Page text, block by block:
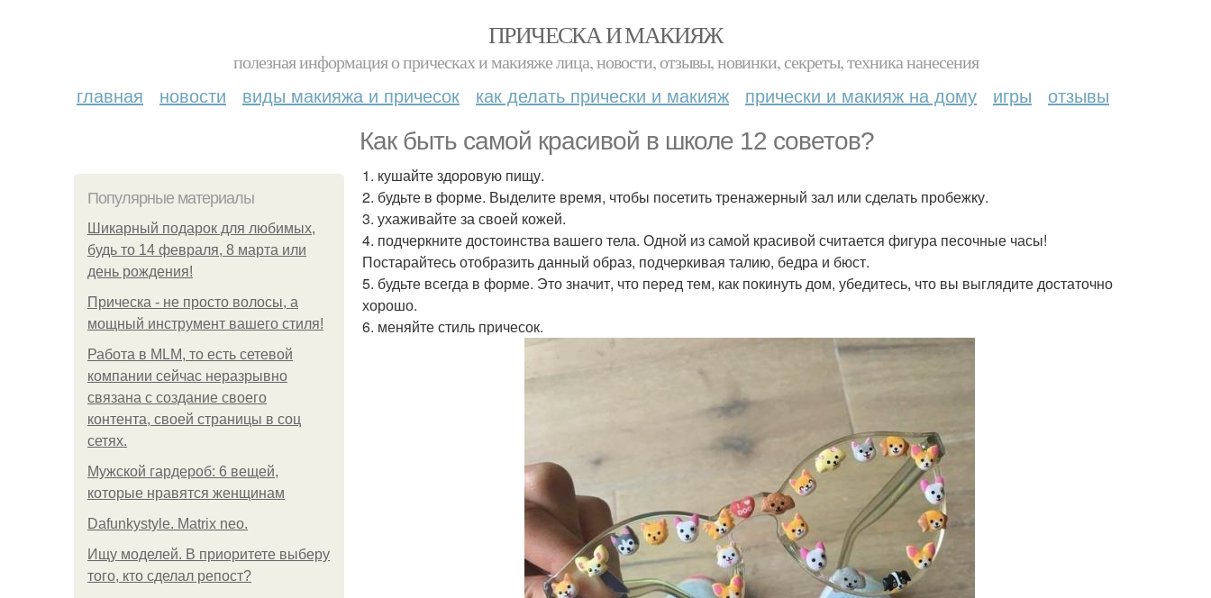
ПРИЧЕСКА И МАКИЯЖ
полезная информация о прическах и макияже лица, новости, отзывы, новинки, секреты, техника нанесения
главная новости виды макияжа и причесок как делать прически и макияж прически и макияж на дому игры отзывы
Как быть самой красивой в школе 12 советов?
Популярные материалы
Шикарный подарок для любимых,
будь то 14 февраля, 8 марта или
день рождения!
Прическа - не просто волосы, а
мощный инструмент вашего стиля!
Работа в MLM, то есть сетевой
компании сейчас неразрывно
связана с создание своего
контента, своей страницы в соц
сетях.
Мужской гардероб: 6 вещей,
которые нравятся женщинам
Dafunkystyle. Matrix neo.
Ищу моделей. В приоритете выберу
того, кто сделал репост?
1. кушайте здоровую пищу.
2. будьте в форме. Выделите время, чтобы посетить тренажерный зал или сделать пробежку.
3. ухаживайте за своей кожей.
4. подчеркните достоинства вашего тела. Одной из самой красивой считается фигура песочные часы!
Постарайтесь отобразить данный образ, подчеркивая талию, бедра и бюст.
5. будьте всегда в форме. Это значит, что перед тем, как покинуть дом, убедитесь, что вы выглядите достаточно
хорошо.
6. меняйте стиль причесок.